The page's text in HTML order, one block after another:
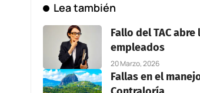
Lea también
Fallo del TAC
empleados
20 Marzo, 2026
Fallas en el